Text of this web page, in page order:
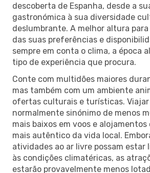
descoberta de Espanha, desde a
gastronómica à sua diversidade
deslumbrante. A melhor altura
das suas preferências e
sempre em conta o clima, a época
tipo de experiência que procura.
Conte com multidões maiores
mas também com um ambiente
ofertas culturais e turísticas.
normalmente sinónimo de menos
mais baixos em voos e
mais autêntico da vida local.
atividades ao ar livre possam estar
às condições climatéricas, as
estarão provavelmente menos